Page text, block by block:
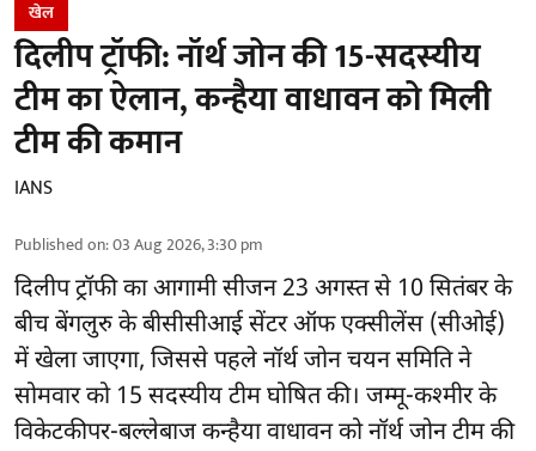
खेल
दिलीप ट्रॉफी: नॉर्थ जोन की 15-सदस्यीय
टीम का ऐलान, कन्हैया वाधावन को मिली
टीम की कमान
IANS
Published on:03 Aug 2026, 3:30 pm
दिलीप ट्रॉफी का आगामी सीजन 23 अगस्त से 10 सितंबर के
बीच बेंगलुरु केबीसीसीआईसेंटर ऑफ एक्सीलेंस (सीओई)
में खेला जाएगा, जिससे पहले नॉर्थ जोन चयन समिति ने
सोमवार को 15 सदस्यीय टीम घोषित की। जम्मू-कश्मीर के
विकेटकीपर-बल्लेबाज कन्हैया वाधावन को नॉर्थ जोन टीम की